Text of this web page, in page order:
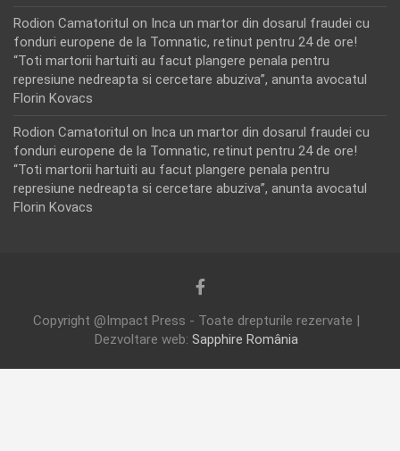
Rodion Camatoritul on Inca un martor din dosarul fraudei cu
fonduri europene de la Tomnatic, retinut pentru 24 de ore!
“Toti martorii hartuiti au facut plangere penala pentru
represiune nedreapta si cercetare abuziva”, anunta avocatul
Florin Kovacs
Rodion Camatoritul on Inca un martor din dosarul fraudei cu
fonduri europene de la Tomnatic, retinut pentru 24 de ore!
“Toti martorii hartuiti au facut plangere penala pentru
represiune nedreapta si cercetare abuziva”, anunta avocatul
Florin Kovacs
Copyright @Impact Press - Toate drepturile rezervate |
Dezvoltare web: Sapphire România